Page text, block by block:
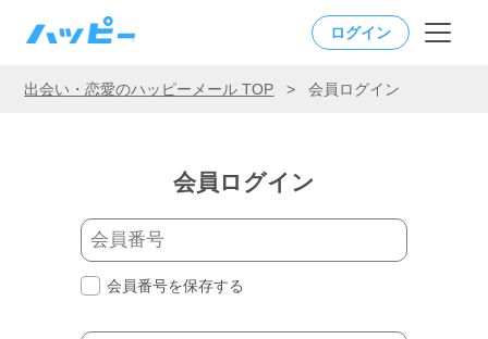
ログイン
出会い・恋愛のハッピーメール TOP > 会員ログイン
会員ログイン
会員番号を保存する